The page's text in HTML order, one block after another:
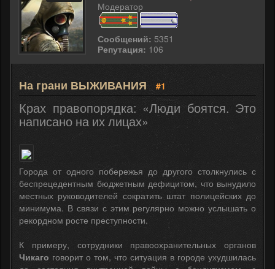
Модератор
Сообщений: 5351
Репутация: 106
На грани ВЫЖИВАНИЯ #1
Крах правопорядка: «Люди боятся. Это
написано на их лицах»
Города от одного побережья до другого столкнулись с
беспрецедентным бюджетным дефицитом, что вынудило
местных руководителей сократить штат полицейских до
минимума. В связи с этим регулярно можно услышать о
рекордном росте преступности.
К примеру, сотрудники правоохранительных органов
Чикаго говорит о том, что ситуация в городе ухудшилась